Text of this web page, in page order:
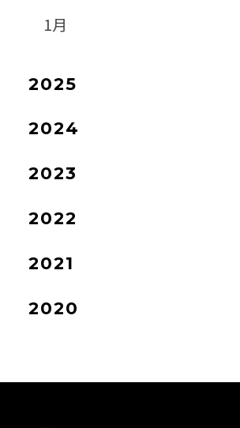
1月
2025
2024
2023
2022
2021
2020